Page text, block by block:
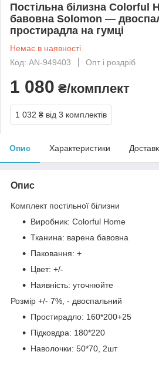
Постільна білизна Colorful
бавовна Solomon —
простирадла на гумці
Немає в наявності
Код: AN-949403
Опт і роздріб
1 080 ₴/комплект
1 032 ₴ від 3 комплектів
Опис Характеристики
Опис
Комплект постільної білизни
Виробник: Colorful Home
Тканина: варена бавовна
Паковання: +
Цвет: +/-
Наявність: уточнюйте
Розмір +/- 7%, - двоспальний
Простирадло: 160*200+25
Підковдра: 180*220
Наволочки: 50*70, 2шт